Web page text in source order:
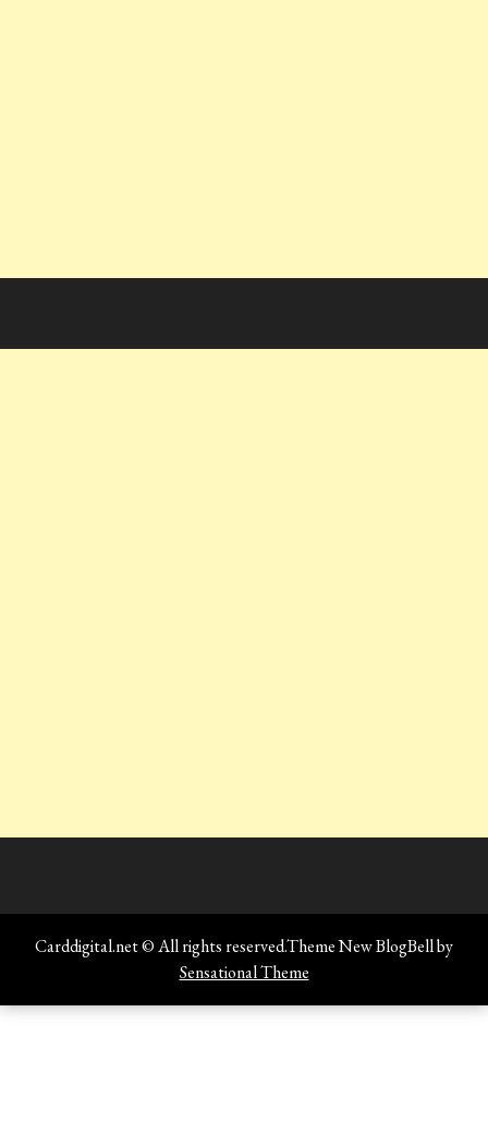
Carddigital.net © All rights reserved.Theme New BlogBell by
Sensational Theme